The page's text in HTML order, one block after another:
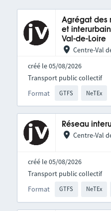
Agrégat des
et
Val-de-Loire
Centre-Val
créé le 05/08/2026
Format GTFS NeTEx
Transport public collectif
Réseau
Centre-Val
créé le 05/08/2026
Format GTFS NeTEx
Transport public collectif